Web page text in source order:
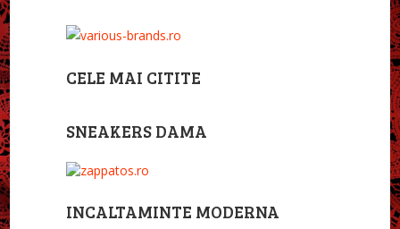
CELE MAI CITITE
SNEAKERS DAMA
INCALTAMINTE MODERNA